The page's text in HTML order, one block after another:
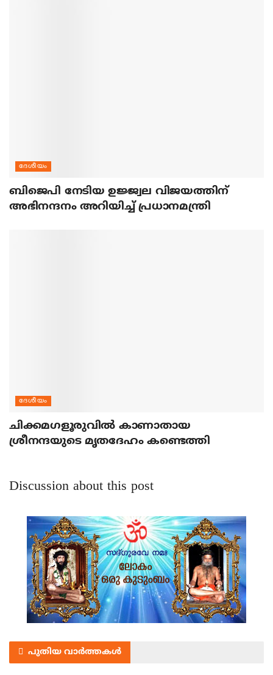
ദേശീയം
ബിജെപി നേടിയ ഉജ്ജ്വല വിജയത്തിന്
അഭിനന്ദനം അറിയിച്ച് പ്രധാനമന്ത്രി
ദേശീയം
ചിക്കമഗളൂരുവില്‍ കാണാതായ
ശ്രീനന്ദയുടെ മൃതദേഹം കണ്ടെത്തി
Discussion about this post
പുതിയ വാർത്തകൾ